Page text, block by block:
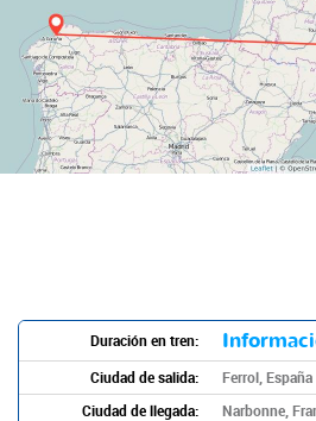
Duración en tren:
Ciudad de salida:
Ferrol, España
Ciudad de llegada:
Narbonne,